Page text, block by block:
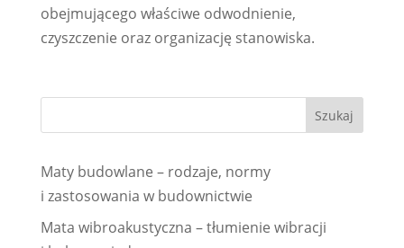
obejmującego właściwe odwodnienie,
czyszczenie oraz organizację stanowiska.
Maty budowlane – rodzaje, normy
i zastosowania w budownictwie
Mata wibroakustyczna – tłumienie wibracji